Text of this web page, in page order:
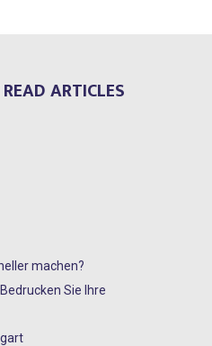
ARTICLES
machen?
Sie Ihre